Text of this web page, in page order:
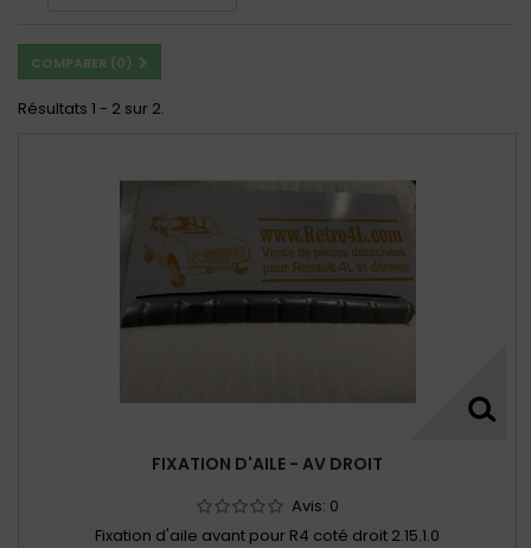
COMPARER (0)
Résultats 1 - 2 sur 2.
FIXATION D'AILE - AV DROIT
Avis: 0
Fixation d'aile avant pour R4 coté droit 2.15.1.0